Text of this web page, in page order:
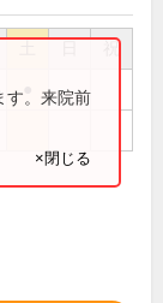
祝
す。来院前
×閉じる